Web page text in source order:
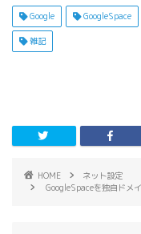
Google GoogleSpace
雑記
HOME
ネット設定
GoogleSpaceを独自ドメ